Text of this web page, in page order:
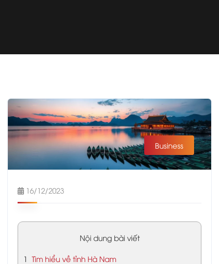
Business
16/12/2023
Nội dung bài viết
1 Tìm hiểu về tỉnh Hà Nam